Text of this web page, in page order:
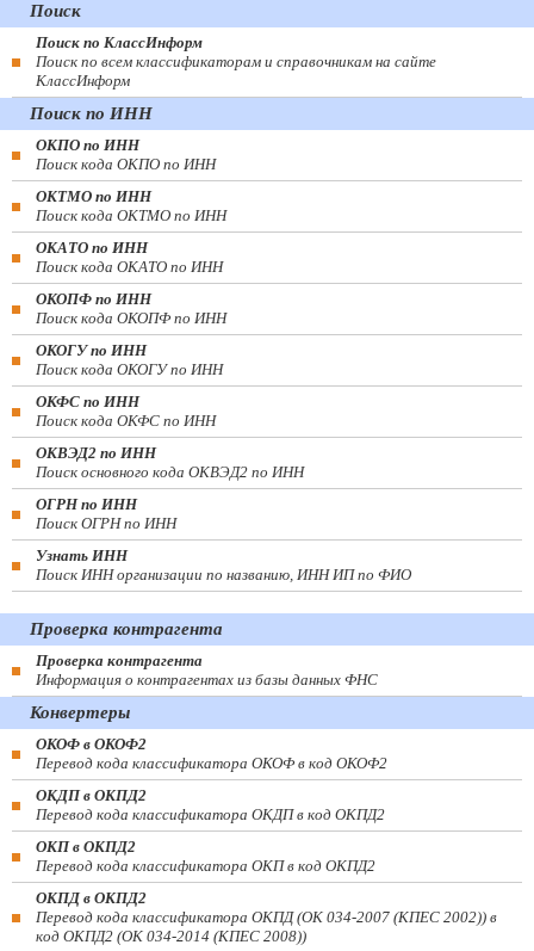
Поиск
Поиск по КлассИнформ
Поиск по всем классификаторам и справочникам на сайте
КлассИнформ
Поиск по ИНН
ОКПО по ИНН
Поиск кода ОКПО по ИНН
ОКТМО по ИНН
Поиск кода ОКТМО по ИНН
ОКАТО по ИНН
Поиск кода ОКАТО по ИНН
ОКОПФ по ИНН
Поиск кода ОКОПФ по ИНН
ОКОГУ по ИНН
Поиск кода ОКОГУ по ИНН
ОКФС по ИНН
Поиск кода ОКФС по ИНН
ОКВЭД2 по ИНН
Поиск основного кода ОКВЭД2 по ИНН
ОГРН по ИНН
Поиск ОГРН по ИНН
Узнать ИНН
Поиск ИНН организации по названию, ИНН ИП по ФИО
Проверка контрагента
Проверка контрагента
Информация о контрагентах из базы данных ФНС
Конвертеры
ОКОФ в ОКОФ2
Перевод кода классификатора ОКОФ в код ОКОФ2
ОКДП в ОКПД2
Перевод кода классификатора ОКДП в код ОКПД2
ОКП в ОКПД2
Перевод кода классификатора ОКП в код ОКПД2
ОКПД в ОКПД2
Перевод кода классификатора ОКПД (ОК 034-2007 (КПЕС 2002)) в
код ОКПД2 (ОК 034-2014 (КПЕС 2008))